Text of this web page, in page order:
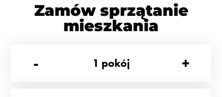
Zamów sprzątanie
mieszkania
-
1 pokój +